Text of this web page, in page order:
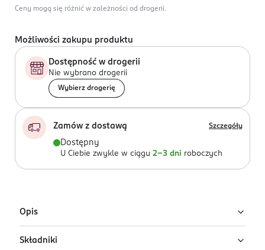
Ceny mogą się różnić w zależności od drogerii.
Możliwości zakupu produktu
Dostępność w drogerii
Nie wybrano drogerii
Wybierz drogerię
Zamów z dostawą Szczegóły
Dostępny
U Ciebie zwykle w ciągu 2-3 dni roboczych
Opis
Regenerująco-wzmacniający krem do twarzy dla
Składniki